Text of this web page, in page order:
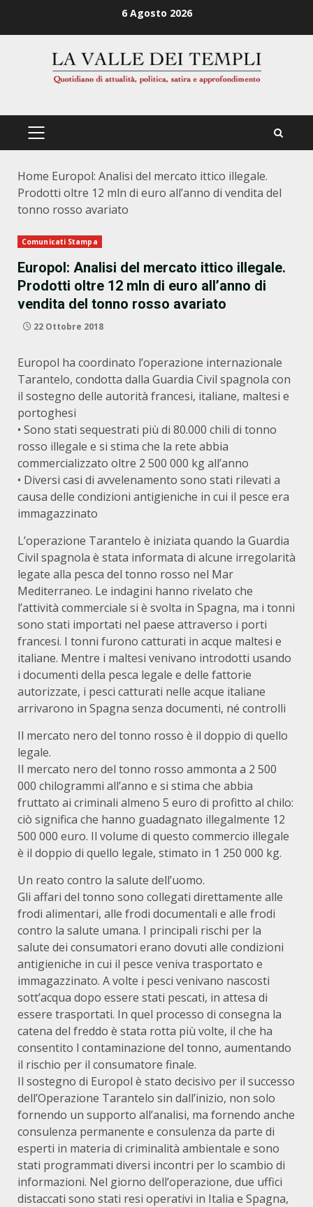
6 Agosto 2026
PRIMÄRES
Home Europol: Analisi del mercato ittico illegale.
Prodotti oltre 12 mln di euro all’anno di vendita del
tonno rosso avariato
Comunicati Stampa
Europol: Analisi del mercato ittico illegale.
Prodotti oltre 12 mln di euro all’anno di
vendita del tonno rosso avariato
22 Ottobre 2018
Europol ha coordinato l’operazione internazionale
Tarantelo, condotta dalla Guardia Civil spagnola con
il sostegno delle autorità francesi, italiane, maltesi e
portoghesi
• Sono stati sequestrati più di 80.000 chili di tonno
rosso illegale e si stima che la rete abbia
commercializzato oltre 2 500 000 kg all’anno
• Diversi casi di avvelenamento sono stati rilevati a
causa delle condizioni antigieniche in cui il pesce era
immagazzinato
L’operazione Tarantelo è iniziata quando la Guardia
Civil spagnola è stata informata di alcune irregolarità
legate alla pesca del tonno rosso nel Mar
Mediterraneo. Le indagini hanno rivelato che
l’attività commerciale si è svolta in Spagna, ma i tonni
sono stati importati nel paese attraverso i porti
francesi. I tonni furono catturati in acque maltesi e
italiane. Mentre i maltesi venivano introdotti usando
i documenti della pesca legale e delle fattorie
autorizzate, i pesci catturati nelle acque italiane
arrivarono in Spagna senza documenti, né controlli
Il mercato nero del tonno rosso è il doppio di quello
legale.
Il mercato nero del tonno rosso ammonta a 2 500
000 chilogrammi all’anno e si stima che abbia
fruttato ai criminali almeno 5 euro di profitto al chilo:
ciò significa che hanno guadagnato illegalmente 12
500 000 euro. Il volume di questo commercio illegale
è il doppio di quello legale, stimato in 1 250 000 kg.
Un reato contro la salute dell’uomo.
Gli affari del tonno sono collegati direttamente alle
frodi alimentari, alle frodi documentali e alle frodi
contro la salute umana. I principali rischi per la
salute dei consumatori erano dovuti alle condizioni
antigieniche in cui il pesce veniva trasportato e
immagazzinato. A volte i pesci venivano nascosti
sott’acqua dopo essere stati pescati, in attesa di
essere trasportati. In quel processo di consegna la
catena del freddo è stata rotta più volte, il che ha
consentito l contaminazione del tonno, aumentando
il rischio per il consumatore finale.
Il sostegno di Europol è stato decisivo per il successo
dell’Operazione Tarantelo sin dall’inizio, non solo
fornendo un supporto all’analisi, ma fornendo anche
consulenza permanente e consulenza da parte di
esperti in materia di criminalità ambientale e sono
stati programmati diversi incontri per lo scambio di
informazioni. Nel giorno dell’operazione, due uffici
distaccati sono stati resi operativi in Italia e Spagna,